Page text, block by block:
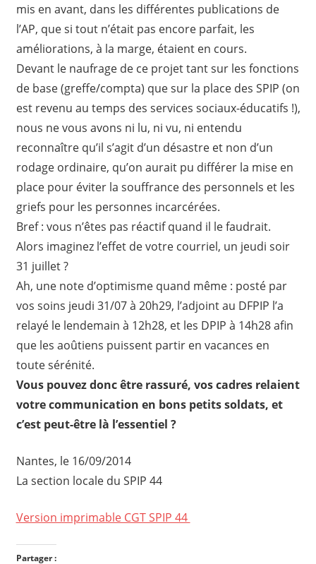
mis en avant, dans les différentes publications de
l’AP, que si tout n’était pas encore parfait, les
améliorations, à la marge, étaient en cours.
Devant le naufrage de ce projet tant sur les fonctions
de base (greffe/compta) que sur la place des SPIP (on
est revenu au temps des services sociaux-éducatifs !),
nous ne vous avons ni lu, ni vu, ni entendu
reconnaître qu’il s’agit d’un désastre et non d’un
rodage ordinaire, qu’on aurait pu différer la mise en
place pour éviter la souffrance des personnels et les
griefs pour les personnes incarcérées.
Bref : vous n’êtes pas réactif quand il le faudrait.
Alors imaginez l’effet de votre courriel, un jeudi soir
31 juillet ?
Ah, une note d’optimisme quand même : posté par
vos soins jeudi 31/07 à 20h29, l’adjoint au DFPIP l’a
relayé le lendemain à 12h28, et les DPIP à 14h28 afin
que les aoûtiens puissent partir en vacances en
toute sérénité.
Vous pouvez donc être rassuré, vos cadres relaient
votre communication en bons petits soldats, et
c’est peut-être là l’essentiel ?
Nantes, le 16/09/2014
La section locale du SPIP 44
Version imprimable CGT SPIP 44
Partager :